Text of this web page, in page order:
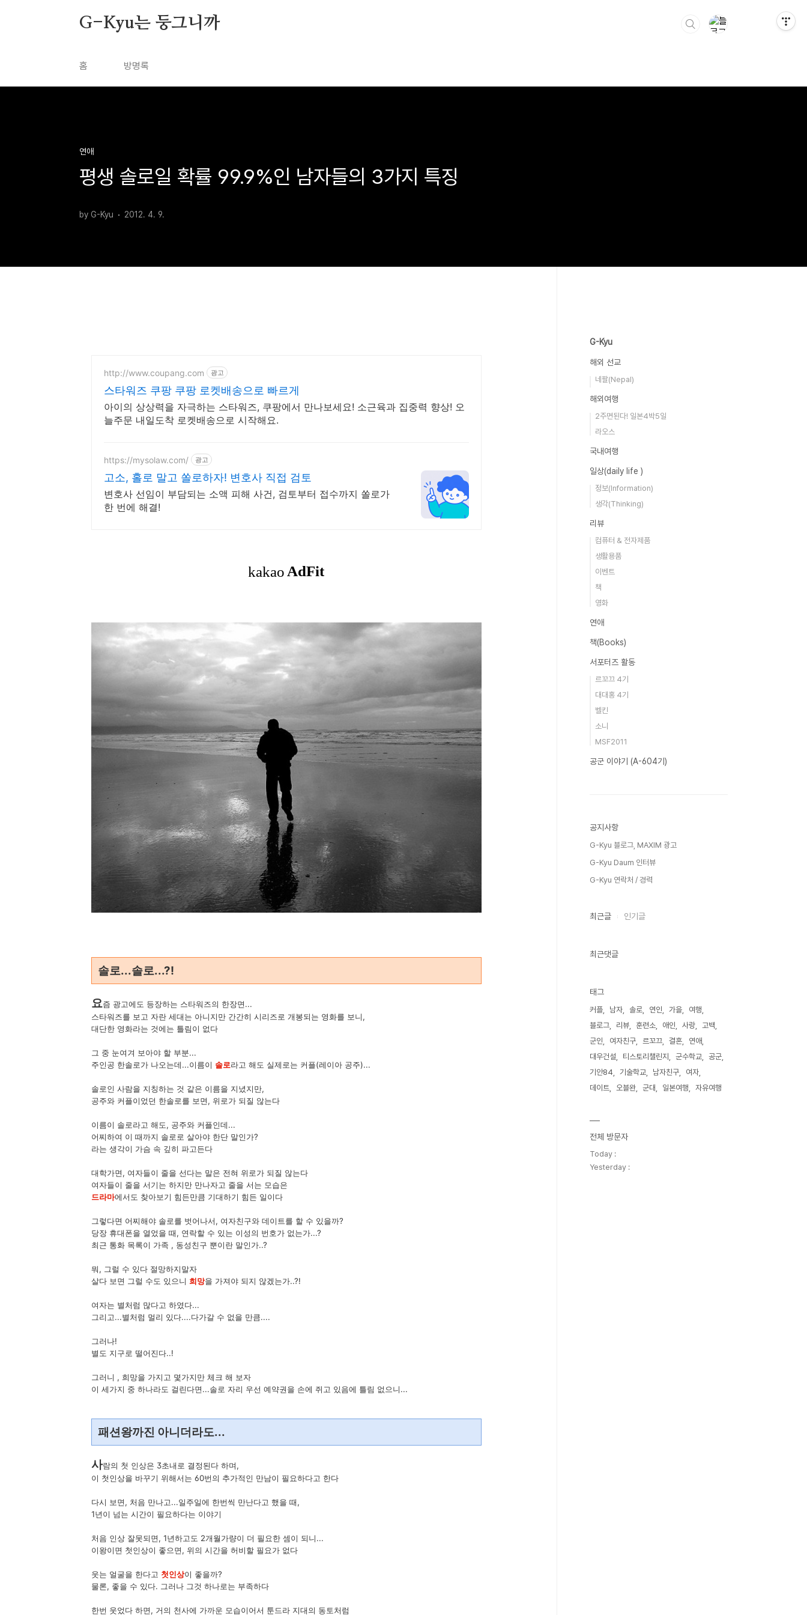
G-Kyu는 둥그니까
홈 방명록
연애
평생 솔로일 확률 99.9%인 남자들의 3가지 특징
by G-Kyu 2012. 4. 9.
http://www.coupang.com 광고
스타워즈 쿠팡 쿠팡 로켓배송으로 빠르게
아이의 상상력을 자극하는 스타워즈, 쿠팡에서 만나보세요! 소근육과 집중력 향상! 오
늘주문 내일도착 로켓배송으로 시작해요.
https://mysolaw.com/ 광고
고소, 홀로 말고 쏠로하자! 변호사 직접 검토
변호사 선임이 부담되는 소액 피해 사건, 검토부터 접수까지 쏠로가
한 번에 해결!
솔로...솔로...?!
요즘 광고에도 등장하는 스타워즈의 한장면...
스타워즈를 보고 자란 세대는 아니지만 간간히 시리즈로 개봉되는 영화를 보니,
대단한 영화라는 것에는 틀림이 없다
그 중 눈여겨 보아야 할 부분...
주인공 한솔로가 나오는데...이름이 솔로라고 해도 실제로는 커플(레이아 공주)...
솔로인 사람을 지칭하는 것 같은 이름을 지녔지만,
공주와 커플이었던 한솔로를 보면, 위로가 되질 않는다
이름이 솔로라고 해도, 공주와 커플인데...
어찌하여 이 때까지 솔로로 살아야 한단 말인가?
라는 생각이 가슴 속 깊히 파고든다
대학가면, 여자들이 줄을 선다는 말은 전혀 위로가 되질 않는다
여자들이 줄을 서기는 하지만 만나자고 줄을 서는 모습은
드라마에서도 찾아보기 힘든만큼 기대하기 힘든 일이다
그렇다면 어찌해야 솔로를 벗어나서, 여자친구와 데이트를 할 수 있을까?
당장 휴대폰을 열었을 때, 연락할 수 있는 이성의 번호가 없는가...?
최근 통화 목록이 가족 , 동성친구 뿐이란 말인가..?
뭐, 그럴 수 있다 절망하지말자
살다 보면 그럴 수도 있으니 희망을 가져야 되지 않겠는가..?!
여자는 별처럼 많다고 하였다...
그리고...별처럼 멀리 있다....다가갈 수 없을 만큼....
그러나!
별도 지구로 떨어진다..!
그러니 , 희망을 가지고 몇가지만 체크 해 보자
이 세가지 중 하나라도 걸린다면...솔로 자리 우선 예약권을 손에 쥐고 있음에 틀림 없으니...
패션왕까진 아니더라도...
사람의 첫 인상은 3초내로 결정된다 하며,
이 첫인상을 바꾸기 위해서는 60번의 추가적인 만남이 필요하다고 한다
다시 보면, 처음 만나고...일주일에 한번씩 만난다고 했을 때,
1년이 넘는 시간이 필요하다는 이야기
처음 인상 잘못되면, 1년하고도 2개월가량이 더 필요한 셈이 되니...
이왕이면 첫인상이 좋으면, 위의 시간을 허비할 필요가 없다
웃는 얼굴을 한다고 첫인상이 좋을까?
물론, 좋을 수 있다. 그러나 그것 하나로는 부족하다
한번 웃었다 하면, 거의 천사에 가까운 모습이어서 툰드라 지대의 동토처럼
G-Kyu
해외 선교
네팔(Nepal)
해외여행
2주면된다! 일본4박5일
라오스
국내여행
일상(daily life )
정보(Information)
생각(Thinking)
리뷰
컴퓨터 & 전자제품
생활용품
이벤트
책
영화
연애
책(Books)
서포터즈 활동
르꼬끄 4기
대대홍 4기
벨킨
소니
MSF2011
공군 이야기 (A-604기)
공지사항
G-Kyu 블로그, MAXIM 광고
G-Kyu Daum 인터뷰
G-Kyu 연락처 / 경력
최근글 인기글
최근댓글
태그
커플 남자 솔로 연인 가을
여행
블로그
리뷰 훈련소 애인 사랑
고백
군인
여자친구 르꼬끄 결혼
연애
대우건설
티스토리챌린지 군수학교
공군
기안84
기술학교 남자친구
여자
데이트
오블완 군대 일본여행 자유여행
전체 방문자
Today :
Yesterday :